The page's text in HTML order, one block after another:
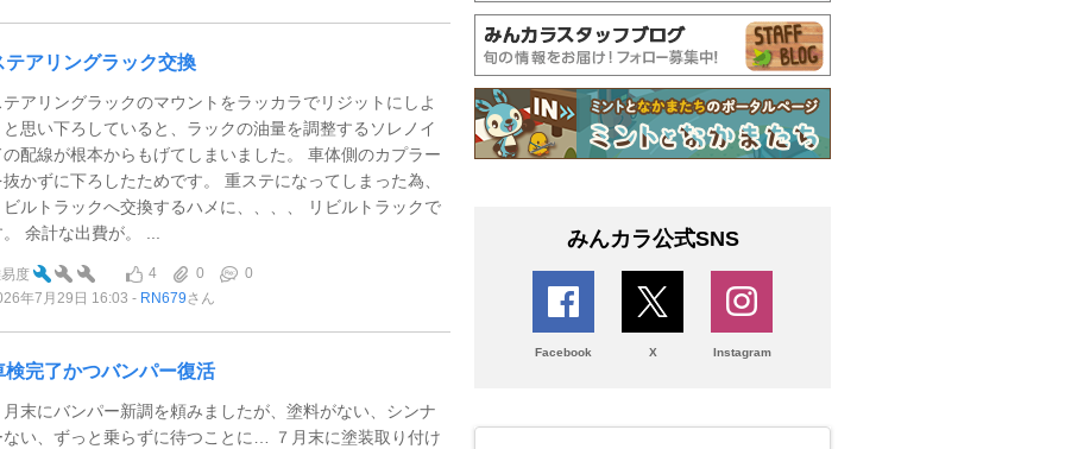
テアリングラック交換
テアリングラックのマウントをラッカラでリジットにしよ
と思い下ろしていると、ラックの油量を調整するソレノイ
の配線が根本からもげてしまいました。 車体側のカプラー
抜かずに下ろしたためです。 重ステになってしまった為、
ビルトラックへ交換するハメに、、、、 リビルトラックで
余計な出費が。 ...
度 4 0
0
年7月29日 16:03
RN679さん
検完了かつバンパー復活
月末にバンパー新調を頼みましたが、塗料がない、シンナ
ない、ずっと乗らずに待つことに… ７月末に塗装取り付け
みんカラ公式SNS
Facebook X Instagram